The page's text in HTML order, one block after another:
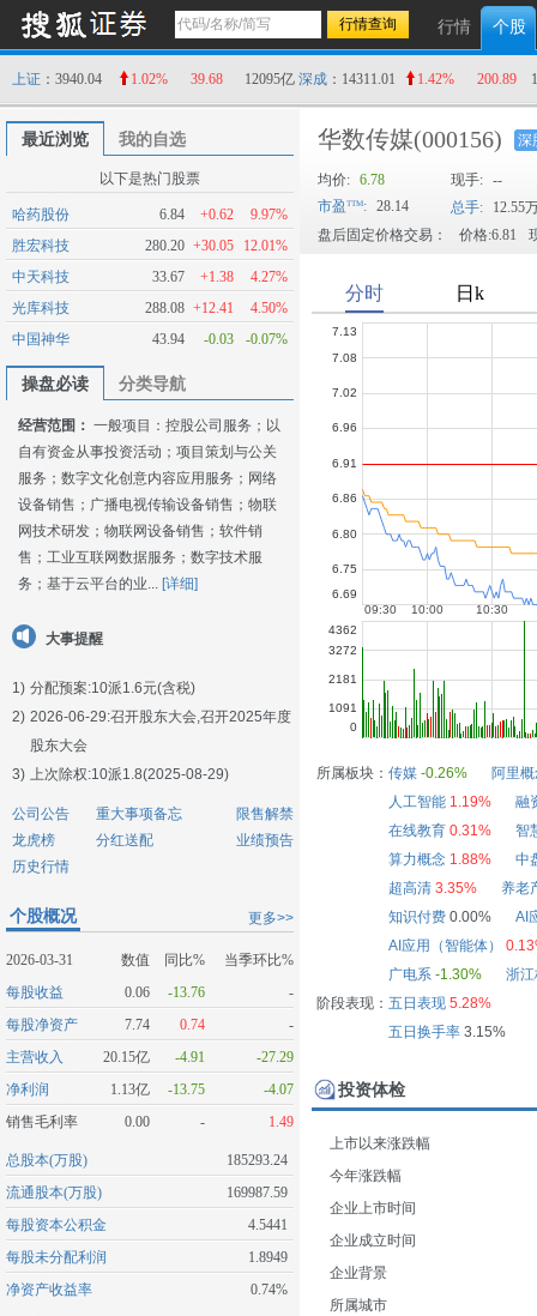
行情 个股
上证 ：3940.04 1.02% 39.68 12095亿 深成 ：14311.01 1.42% 200.89
最近浏览 我的自选
以下是热门股票
哈药股份 6.84 +0.62
9.97%
胜宏科技
280.20 +30.05
12.01%
中天科技
33.67 +1.38
4.27%
光库科技
288.08 +12.41
4.50%
中国神华
43.94 -0.03 -0.07%
操盘必读 分类导航
经营范围： 一般项目：控股公司服务；以
自有资金从事投资活动；项目策划与公关
服务；数字文化创意内容应用服务；网络
设备销售；广播电视传输设备销售；物联
网技术研发；物联网设备销售；软件销
售；工业互联网数据服务；数字技术服
务；基于云平台的业... [详细]
大事提醒
1) 分配预案:10派1.6元(含税)
2) 2026-06-29:召开股东大会,召开2025年度
股东大会
3) 上次除权:10派1.8(2025-08-29)
公司公告 重大事项备忘
限售解禁
龙虎榜
分红送配
业绩预告
历史行情
更多>>
个股概况
2026-03-31 数值 同比%
当季环比%
每股收益
0.06 -13.76
-
每股净资产
7.74 0.74
-
主营收入
20.15亿 -4.91
-27.29
净利润
1.13亿 -13.75
-4.07
销售毛利率
0.00 - 1.49
总股本(万股)
185293.24
流通股本(万股)
169987.59
每股资本公积金
4.5441
每股未分配利润
1.8949
净资产收益率
0.74%
华数传媒(000156) 深
均价: 6.78 现手: --
市盈
: 28.14 总手:
12.55
盘后固定价格交易：
价格:6.81
所属板块： 传媒 -0.26%
阿里
人工智能 1.19%
融
在线教育 0.31%
智
算力概念 1.88%
中
超高清 3.35%
养老
知识付费 0.00%
AI
AI应用（智能体）
广电系 -1.30%
浙
阶段表现： 五日表现 5.28%
五日换手率3.15%
投资体检
上市以来涨跌幅
今年涨跌幅
企业上市时间
企业成立时间
企业背景
所属城市